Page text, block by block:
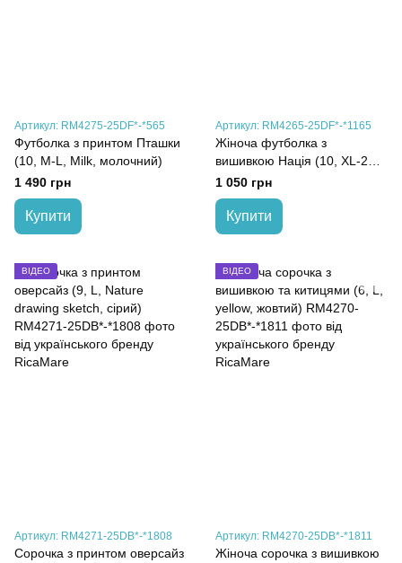
Артикул: RM4275-25DF*-*565
Футболка з принтом Пташки
(10, M-L, Milk, молочний)
1 490 грн
Купити
Артикул: RM4265-25DF*-*1165
Жіноча футболка з
вишивкою Нація (10, XL-2XL,
Milk, молочний)
1 050 грн
Купити
ВІДЕО
Артикул: RM4271-25DB*-*1808
Сорочка з принтом оверсайз
ВІДЕО
Артикул: RM4270-25DB*-*1811
Жіноча сорочка з вишивкою